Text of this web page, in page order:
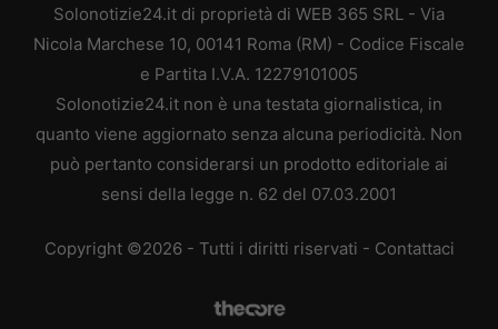
Solonotizie24.it di proprietà di WEB 365 SRL - Via
Nicola Marchese 10, 00141 Roma (RM) - Codice Fiscale
e Partita I.V.A. 12279101005
Solonotizie24.it non è una testata giornalistica, in
quanto viene aggiornato senza alcuna periodicità. Non
può pertanto considerarsi un prodotto editoriale ai
sensi della legge n. 62 del 07.03.2001
Copyright ©2026 - Tutti i diritti riservati - Contattaci